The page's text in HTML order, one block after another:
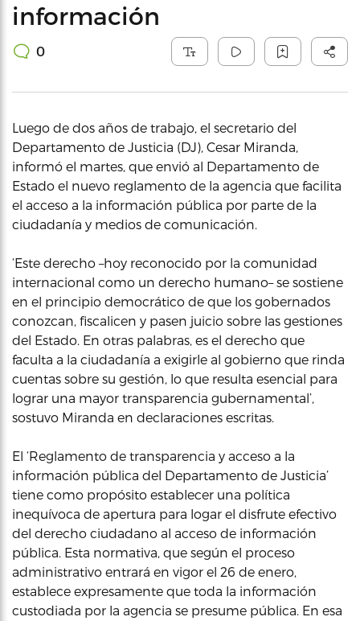
información
0
Luego de dos años de trabajo, el secretario del
Departamento de Justicia (DJ), Cesar Miranda,
informó el martes, que envió al Departamento de
Estado el nuevo reglamento de la agencia que facilita
el acceso a la información pública por parte de la
ciudadanía y medios de comunicación.
‘Este derecho –hoy reconocido por la comunidad
internacional como un derecho humano– se sostiene
en el principio democrático de que los gobernados
conozcan, fiscalicen y pasen juicio sobre las gestiones
del Estado. En otras palabras, es el derecho que
faculta a la ciudadanía a exigirle al gobierno que rinda
cuentas sobre su gestión, lo que resulta esencial para
lograr una mayor transparencia gubernamental’,
sostuvo Miranda en declaraciones escritas.
El ‘Reglamento de transparencia y acceso a la
información pública del Departamento de Justicia’
tiene como propósito establecer una política
inequívoca de apertura para logar el disfrute efectivo
del derecho ciudadano al acceso de información
pública. Esta normativa, que según el proceso
administrativo entrará en vigor el 26 de enero,
establece expresamente que toda la información
custodiada por la agencia se presume pública. En esa